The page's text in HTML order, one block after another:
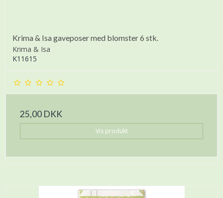
Krima & Isa gaveposer med blomster 6 stk.
Krima & Isa
K11615
25,00 DKK
Vis produkt